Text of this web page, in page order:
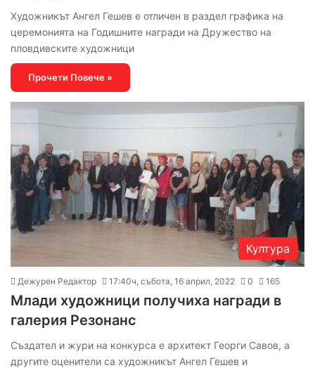
Художникът Ангел Гешев е отличен в раздел графика на
церемонията на Годишните награди на Дружество на
пловдивските художници
Прочети Повече »
Култура
Дежурен Редактор 17:40ч, събота, 16 април, 2022 0 165
Млади художници получиха награди в
галерия Резонанс
Създател и жури на конкурса е архитект Георги Савов, а
другите оценители са художникът Ангел Гешев и